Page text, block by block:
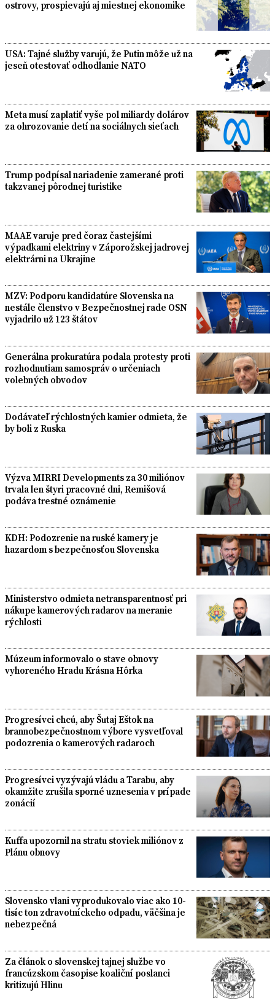
ostrovy, prospievajú aj miestnej ekonomike
USA: Tajné služby varujú, že Putin môže už na
jeseň otestovať odhodlanie NATO
Meta musí zaplatiť vyše pol miliardy dolárov
za ohrozovanie detí na sociálnych sieťach
Trump podpísal nariadenie zamerané proti
takzvanej pôrodnej turistike
MAAE varuje pred čoraz častejšími
výpadkami elektriny v Záporožskej jadrovej
elektrárni na Ukrajine
MZV: Podporu kandidatúre Slovenska na
nestále členstvo v Bezpečnostnej rade OSN
vyjadrilo už 123 štátov
Generálna prokuratúra podala protesty proti
rozhodnutiam samospráv o určeniach
volebných obvodov
Dodávateľ rýchlostných kamier odmieta, že
by boli z Ruska
Výzva MIRRI Developments za 30 miliónov
trvala len štyri pracovné dni, Remišová
podáva trestné oznámenie
KDH: Podozrenie na ruské kamery je
hazardom s bezpečnosťou Slovenska
Ministerstvo odmieta netransparentnosť pri
nákupe kamerových radarov na meranie
rýchlosti
Múzeum informovalo o stave obnovy
vyhoreného Hradu Krásna Hôrka
Progresívci chcú, aby Šutaj Eštok na
brannobezpečnostnom výbore vysvetľoval
podozrenia o kamerových radaroch
Progresívci vyzývajú vládu a Tarabu, aby
okamžite zrušila sporné uznesenia v prípade
zonácií
Kuffa upozornil na stratu stoviek miliónov z
Plánu obnovy
Slovensko vlani vyprodukovalo viac ako 10-
tisíc ton zdravotníckeho odpadu, väčšina je
nebezpečná
Za článok o slovenskej tajnej službe vo
francúzskom časopise koaliční poslanci
kritizujú Hlinu